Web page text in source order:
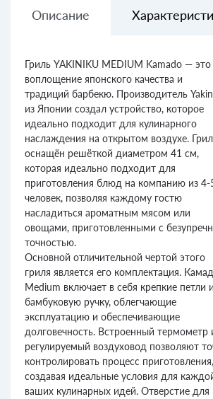
Описание
Гриль YAKINIKU MEDIUM Kamado — это
воплощение японского качества и
традиций барбекю. Производитель
из Японии создал устройство, которое
идеально подходит для кулинарного
наслаждения на открытом воздухе.
оснащён решёткой диаметром 41 см,
которая идеально подходит для
приготовления блюд на компанию из 4-
человек, позволяя каждому гостю
насладиться ароматным мясом или
овощами, приготовленными с
точностью.
Основной отличительной чертой этого
гриля является его комплектация.
Medium включает в себя крепкие петли и
бамбуковую ручку, облегчающие
эксплуатацию и обеспечивающие
долговечность. Встроенный термометр
регулируемый воздуховод позволяют
контролировать процесс приготовления,
создавая идеальные условия для
ваших кулинарных идей. Отверстие для